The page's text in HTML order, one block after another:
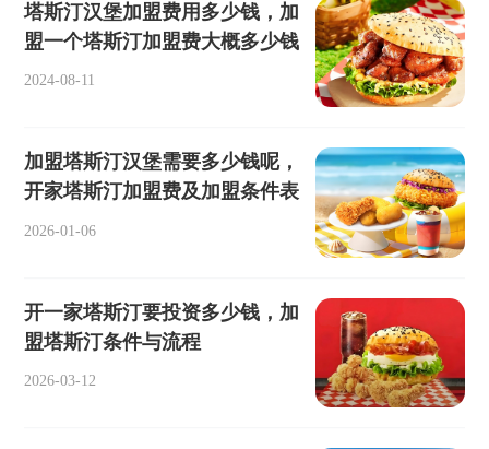
塔斯汀汉堡加盟费用多少钱，加
盟一个塔斯汀加盟费大概多少钱
2024-08-11
加盟塔斯汀汉堡需要多少钱呢，
开家塔斯汀加盟费及加盟条件表
2026-01-06
开一家塔斯汀要投资多少钱，加
盟塔斯汀条件与流程
2026-03-12